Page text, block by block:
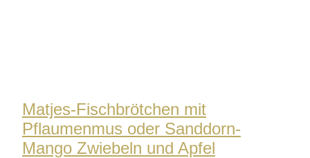
Matjes-Fischbrötchen mit
Pflaumenmus oder Sanddorn-
Mango Zwiebeln und Apfel